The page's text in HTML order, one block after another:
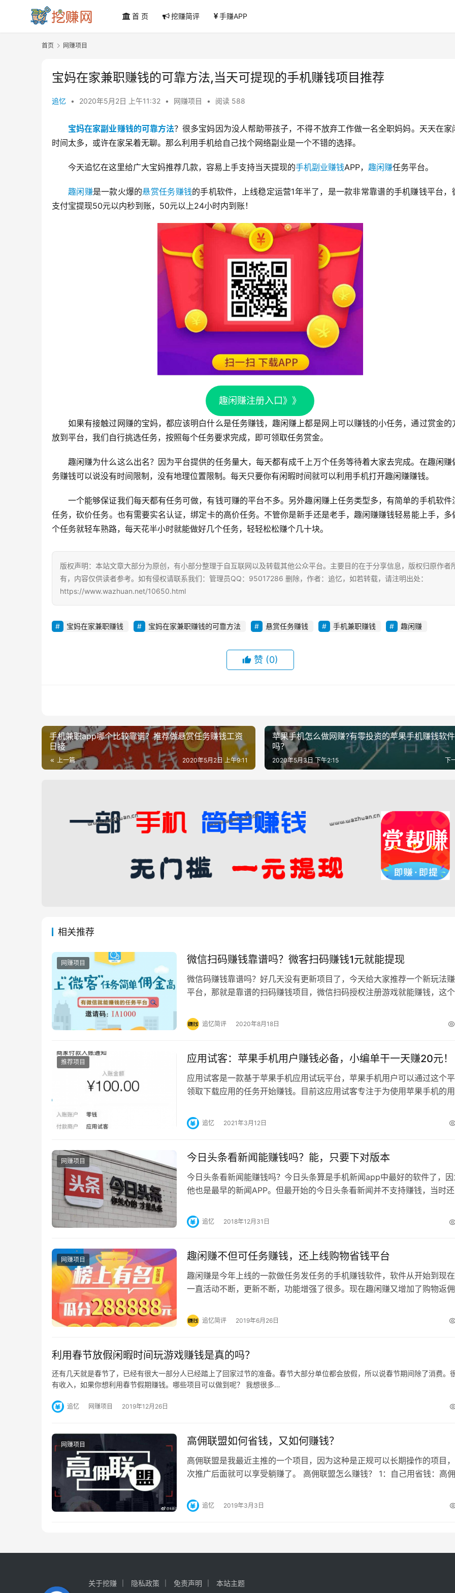
首 页 挖赚简评 手赚APP
首页 网赚项目
宝妈在家兼职赚钱的可靠方法,当天可提现的手机赚钱项目推荐
追忆 • 2020年5月2日 上午11:32 • 网赚项目 • 阅读 588
宝妈在家副业赚钱的可靠方法？很多宝妈因为没人帮助带孩子，不得不放弃工作做一名全职妈妈。天天在家
时间太多，或许在家呆着无聊。那么利用手机给自己找个网络副业是一个不错的选择。
今天追忆在这里给广大宝妈推荐几款，容易上手支持当天提现的手机副业赚钱APP， 趣闲赚任务平台。
趣闲赚是一款火爆的悬赏任务赚钱的手机软件，上线稳定运营1年半了，是一款非常靠谱的手机赚钱平台，
支付宝提现50元以内秒到账，50元以上24小时内到账！
趣闲赚注册入口》》
如果有接触过网赚的宝妈，都应该明白什么是任务赚钱，趣闲赚上都是网上可以赚钱的小任务，通过赏金的
放到平台，我们自行挑选任务，按照每个任务要求完成，即可领取任务赏金。
趣闲赚为什么这么出名？因为平台提供的任务量大，每天都有成千上万个任务等待着大家去完成。在趣闲赚
务赚钱可以说没有时间限制，没有地理位置限制。每天只要你有闲暇时间就可以利用手机打开趣闲赚赚钱。
一个能够保证我们每天都有任务可做，有钱可赚的平台不多。另外趣闲赚上任务类型多，有简单的手机软件
任务，砍价任务。也有需要实名认证，绑定卡的高价任务。不管你是新手还是老手，趣闲赚赚钱轻易能上手，多
个任务就轻车熟路，每天花半小时就能做好几个任务，轻轻松松赚个几十块。
版权声明：本站文章大部分为原创，有小部分整理于自互联网以及转载其他公众平台。主要目的在于分享信息，版权归原作者
有，内容仅供读者参考。如有侵权请联系我们：管理员QQ：95017286 删除，作者：追忆，如若转载，请注明出处：
https://www.wazhuan.net/10650.html
宝妈在家兼职赚钱 宝妈在家兼职赚钱的可靠方法 悬赏任务赚钱 手机兼职赚钱 趣闲赚
赞 (0)
手机兼职app哪个比较靠谱？推荐做悬赏任务赚钱工资
日接
上一篇 2020年5月2日 上午9:11
苹果手机怎么做网赚?有零投资的苹果手机赚钱软件
吗？
下
2020年5月3日 下午2:15
相关推荐
网赚项目 微信扫码赚钱靠谱吗？微客扫码赚钱1元就能提现
微信码赚钱靠谱吗？好几天没有更新项目了，今天给大家推荐一个新玩法
平台，那就是靠谱的扫码赚钱项目，微信扫码授权注册游戏就能赚钱，这
追忆简评 2020年8月18日
推荐项目 应用试客：苹果手机用户赚钱必备，小编单干一天赚20元！
应用试客是一款基于苹果手机应用试玩平台，苹果手机用户可以通过这个
领取下载应用的任务开始赚钱。目前这应用试客专注于为使用苹果手机的
追忆 2021年3月12日
网赚项目 今日头条看新闻能赚钱吗？能，只要下对版本
今日头条看新闻能赚钱吗？今日头条算是手机新闻app中最好的软件了，
他也是最早的新闻APP。但最开始的今日头条看新闻并不支持赚钱，当时
追忆 2018年12月31日
网赚项目 趣闲赚不但可任务赚钱，还上线购物省钱平台
趣闲赚是今年上线的一款做任务发任务的手机赚钱软件，软件从开始到现
一直活动不断，更新不断，功能增强了很多。现在趣闲赚又增加了购物返
追忆简评 2019年6月26日
利用春节放假闲暇时间玩游戏赚钱是真的吗？
还有几天就是春节了，已经有很大一部分人已经踏上了回家过节的准备。春节大部分单位都会放假，所以说春节期间除了消费。
有收入，如果你想利用春节假期赚钱。哪些项目可以做到呢？ 我想很多…
追忆 网赚项目 2019年12月26日
网赚项目 高佣联盟如何省钱，又如何赚钱？
高佣联盟是我最近主推的一个项目，因为这种是正规可以长期操作的项目
次推广后面就可以享受躺赚了。 高佣联盟怎么赚钱？ 1：自己用省钱：高
追忆 2019年3月3日
关于挖赚 隐私政策 免责声明 本站主题